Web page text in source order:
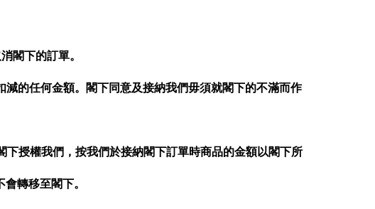
閣下的訂單。
的任何金額。閣下同意及接納我們毋須就閣下的不滿而作
授權我們，按我們於接納閣下訂單時商品的金額以閣下所
轉移至閣下。